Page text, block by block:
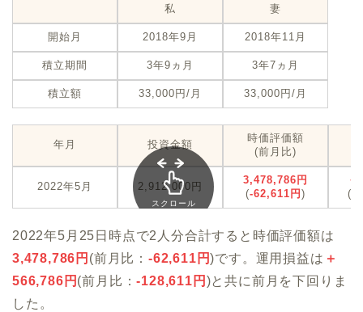
私 妻
開始月 2018年9月 2018年11月
積立期間 3年9ヵ月 3年7ヵ月
積立額 33,000円/月 33,000円/月
年月 投資金額
時価評価額
(前月比)
2022年5月 2,912,000円
3,478,786円
(-62,611円 )
(
スクロール
2022年5月25日時点で2人分合計すると時価評価額は
3,478,786 円 (前月比：-62,611 円)です。運用損益は ＋
566,786 円 (前月比：-128,611 円 )と共に前月を下回りま
した。